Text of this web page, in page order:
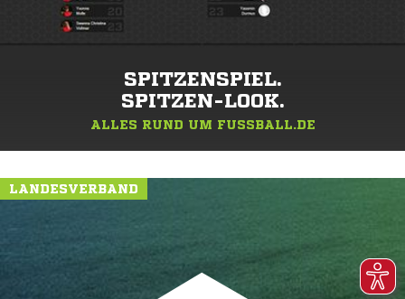
SPITZENSPIEL.
SPITZEN-LOOK.
ALLES RUND UM FUSSBALL.DE
LANDESVERBAND